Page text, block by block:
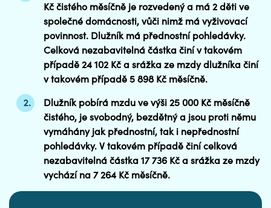
Kč čistého měsíčně je rozvedený a má 2 děti ve
společné domácnosti, vůči nimž má vyživovací
povinnost. Dlužník má přednostní pohledávky.
Celková nezabavitelná částka činí v takovém
případě 24 102 Kč a srážka ze mzdy dlužníka činí
v takovém případě 5 898 Kč měsíčně.
Dlužník pobírá mzdu ve výši 25 000 Kč měsíčně
čistého, je svobodný, bezdětný a jsou proti němu
vymáhány jak přednostní, tak i nepřednostní
pohledávky. V takovém případě činí celková
nezabavitelná částka 17 736 Kč a srážka ze mzdy
vychází na 7 264 Kč měsíčně.